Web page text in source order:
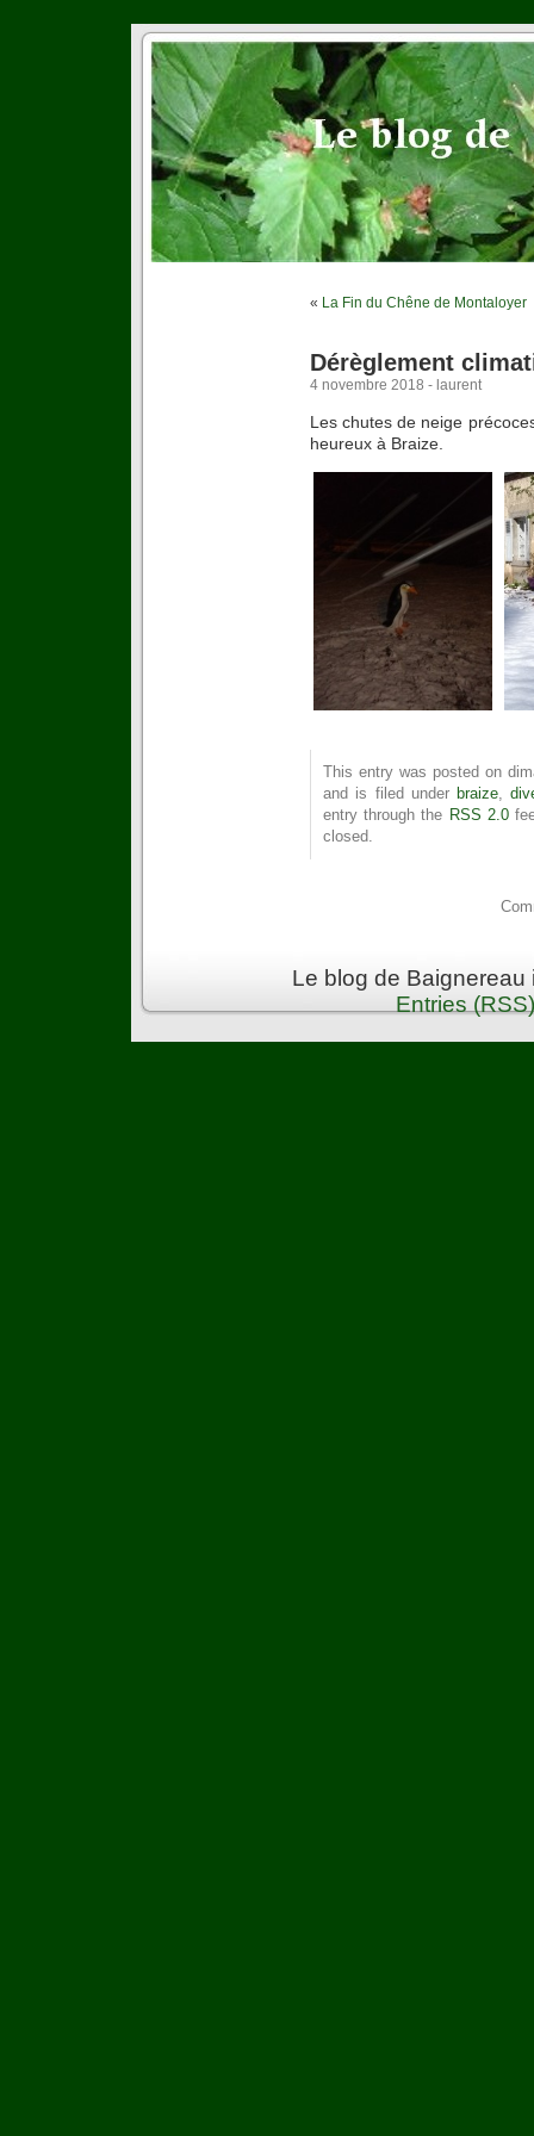
« La Fin du Chêne de Montaloyer
Dérèglement
4 novembre 2018 - laurent
Les chutes de neige
heureux à Braize.
This entry was posted on
and is filed under braize,
entry through the RSS 2.0
closed.
Le blog de
Entries (RSS)